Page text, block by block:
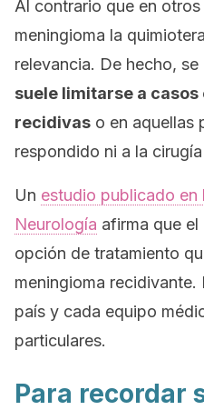
Al contrario que en
meningioma la
relevancia. De hecho,
suele limitarse a casos
recidivas o en aquellas
respondido ni a la
Un estudio publicado en
Neurología afirma que el
opción de tratamiento
meningioma
país y cada equipo
particulares.
Para recordar